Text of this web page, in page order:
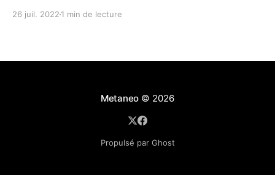
des questions de fond : qu'est-ce que les Français
26 juil. 2022 1 min de lecture
Metaneo © 2026
Propulsé par Ghost